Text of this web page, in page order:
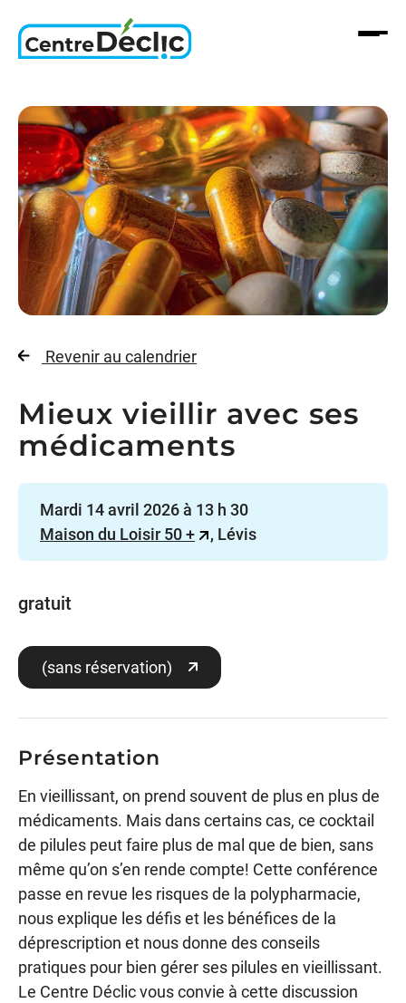
contenu
Revenir au calendrier
Mieux vieillir avec ses
médicaments
Mardi 14 avril 2026 à 13 h 30
Maison du Loisir 50 +
, Lévis
gratuit
(sans réservation)
Présentation
En vieillissant, on prend souvent de plus en plus de
médicaments. Mais dans certains cas, ce cocktail
de pilules peut faire plus de mal que de bien, sans
même qu’on s’en rende compte! Cette conférence
passe en revue les risques de la polypharmacie,
nous explique les défis et les bénéfices de la
déprescription et nous donne des conseils
pratiques pour bien gérer ses pilules en vieillissant.
Le Centre Déclic vous convie à cette discussion